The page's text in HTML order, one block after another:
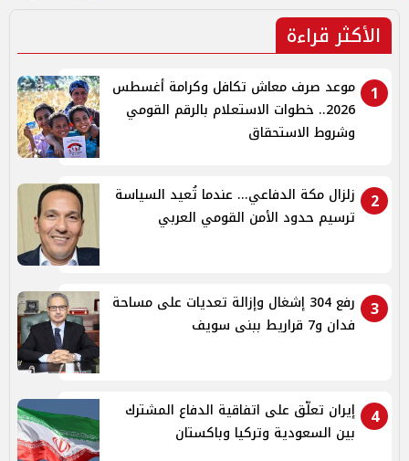
الأكثر قراءة
1
موعد صرف معاش تكافل وكرامة أغسطس
2026.. خطوات الاستعلام بالرقم القومي
وشروط الاستحقاق
2
زلزال مكة الدفاعي... عندما تُعيد السياسة
ترسيم حدود الأمن القومي العربي
3
رفع 304 إشغال وإزالة تعديات على مساحة
فدان و7 قراريط ببنى سويف
4
إيران تعلّق على اتفاقية الدفاع المشترك
بين السعودية وتركيا وباكستان